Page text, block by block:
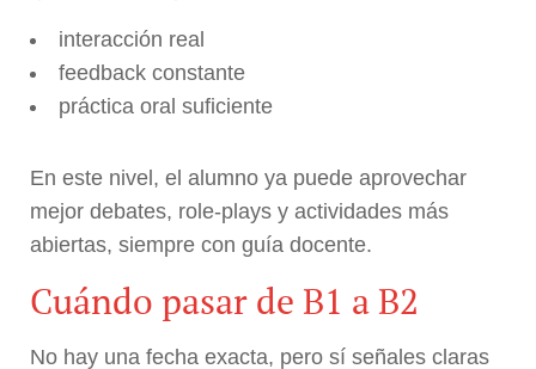
interacción real
feedback constante
práctica oral suficiente
En este nivel, el alumno ya puede aprovechar
mejor debates, role-plays y actividades más
abiertas, siempre con guía docente.
Cuándo pasar de B1 a B2
No hay una fecha exacta, pero sí señales claras